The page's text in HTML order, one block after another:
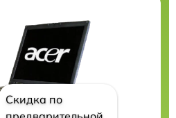
Скидка по